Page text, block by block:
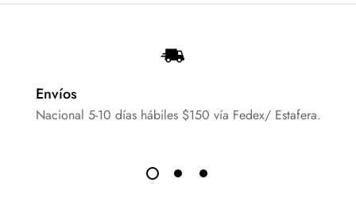
Envíos
Nacional 5-10 días hábiles $150 vía Fedex/ Estafera.